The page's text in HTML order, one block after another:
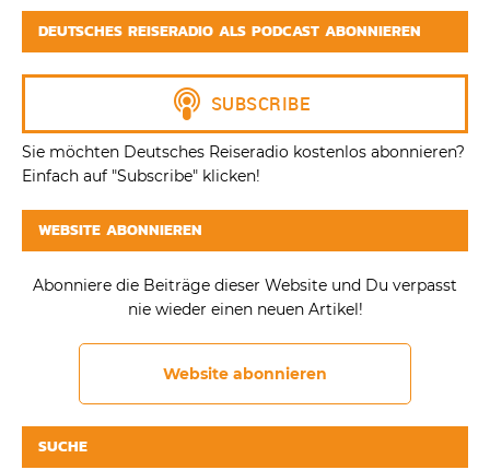
DEUTSCHES REISERADIO ALS PODCAST ABONNIEREN
Sie möchten Deutsches Reiseradio kostenlos abonnieren?
Einfach auf "Subscribe" klicken!
WEBSITE ABONNIEREN
Abonniere die Beiträge dieser Website und Du verpasst
nie wieder einen neuen Artikel!
Website abonnieren
SUCHE